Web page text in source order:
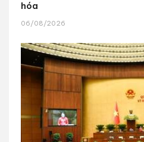
hóa
06/08/2026